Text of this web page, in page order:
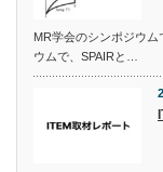
MR学会のシンポジウ
ウムで、SPAIRと…